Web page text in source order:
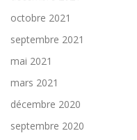
octobre 2021
septembre 2021
mai 2021
mars 2021
décembre 2020
septembre 2020